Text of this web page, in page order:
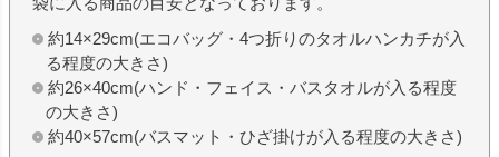
約14×29cm(エコバッグ・4つ折りのタオルハンカチが入
る程度の大きさ)
約26×40cm(ハンド・フェイス・バスタオルが入る程度
の大きさ)
約40×57cm(バスマット・ひざ掛けが入る程度の大きさ)